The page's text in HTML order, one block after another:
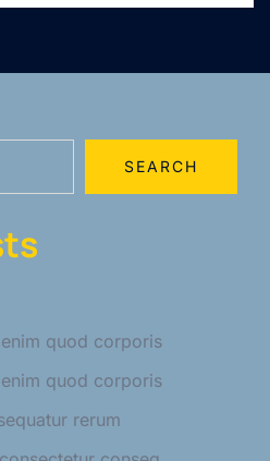
SEARCH
quod corporis
quod corporis
rerum